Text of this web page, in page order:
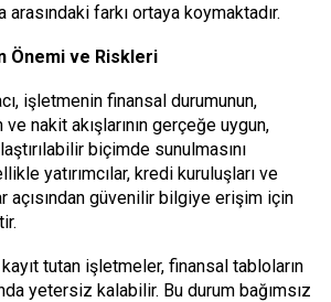
arasındaki farkı ortaya koymaktadır.
Önemi ve Riskleri
işletmenin finansal durumunun,
nakit akışlarının gerçeğe uygun,
biçimde sunulmasını
yatırımcılar, kredi kuruluşları ve
açısından güvenilir bilgiye erişim için
tutan işletmeler, finansal tabloların
yetersiz kalabilir. Bu durum bağımsız